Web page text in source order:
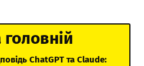
ChatGPT та Claude: